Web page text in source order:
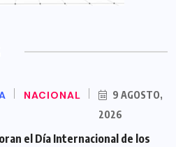
NACIONAL
9 AGOSTO,
2026
el Día Internacional de los